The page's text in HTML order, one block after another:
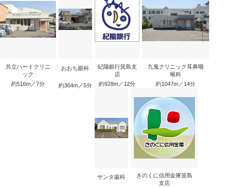
共立ハートクリニ
ック
約516m／7分
おおち眼科
約364m／5分
紀陽銀行箕島支
店
約928m／12分
九鬼クリニック耳鼻咽
喉科
約1047m／14分
サンタ歯科
きのくに信用金庫箕島
支店